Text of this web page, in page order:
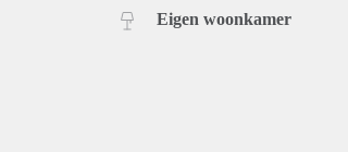
Eigen woonkamer